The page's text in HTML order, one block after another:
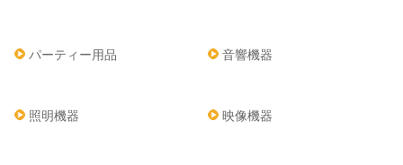
パーティー用品 音響機器
照明機器 映像機器